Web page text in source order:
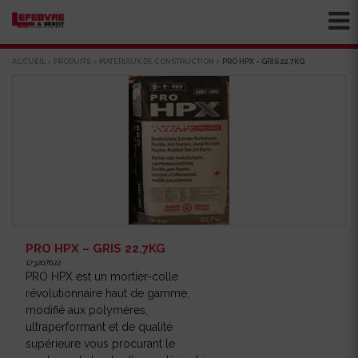
ACCUEIL > PRODUITS > MATÉRIAUX DE CONSTRUCTION > PRO HPX – GRIS 22.7KG
PRO HPX – GRIS 22.7KG
173207622
PRO HPX est un mortier-colle
révolutionnaire haut de gamme,
modifié aux polymères,
ultraperformant et de qualité
supérieure vous procurant le